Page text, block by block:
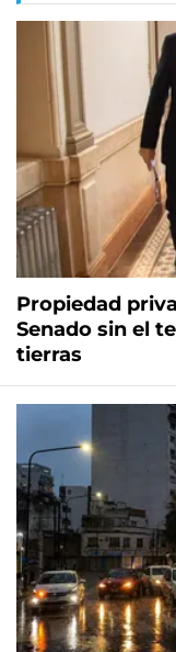
Propiedad
Senado sin el
tierras